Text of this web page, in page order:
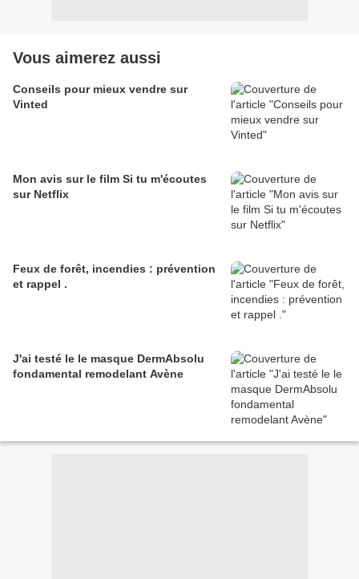
Vous aimerez aussi
Conseils pour mieux vendre sur
Vinted
Mon avis sur le film Si tu m'écoutes
sur Netflix
Feux de forêt, incendies : prévention
et rappel .
J'ai testé le le masque DermAbsolu
fondamental remodelant Avène